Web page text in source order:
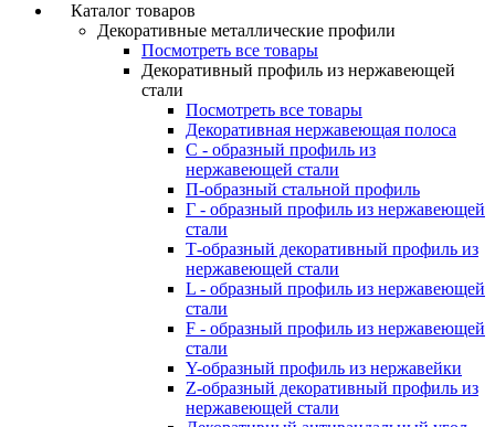
Каталог товаров
Декоративные металлические профили
Посмотреть все товары
Декоративный профиль из нержавеющей
стали
Посмотреть все товары
Декоративная нержавеющая полоса
С - образный профиль из
нержавеющей стали
П-образный стальной профиль
Г - образный профиль из нержавеющей
стали
Т-образный декоративный профиль из
нержавеющей стали
L - образный профиль из нержавеющей
стали
F - образный профиль из нержавеющей
стали
Y-образный профиль из нержавейки
Z-образный декоративный профиль из
нержавеющей стали